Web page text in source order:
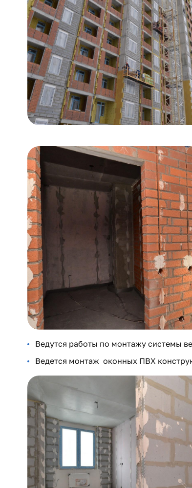
Ведутся работы по монтажу системы
Ведется монтаж оконных ПВХ